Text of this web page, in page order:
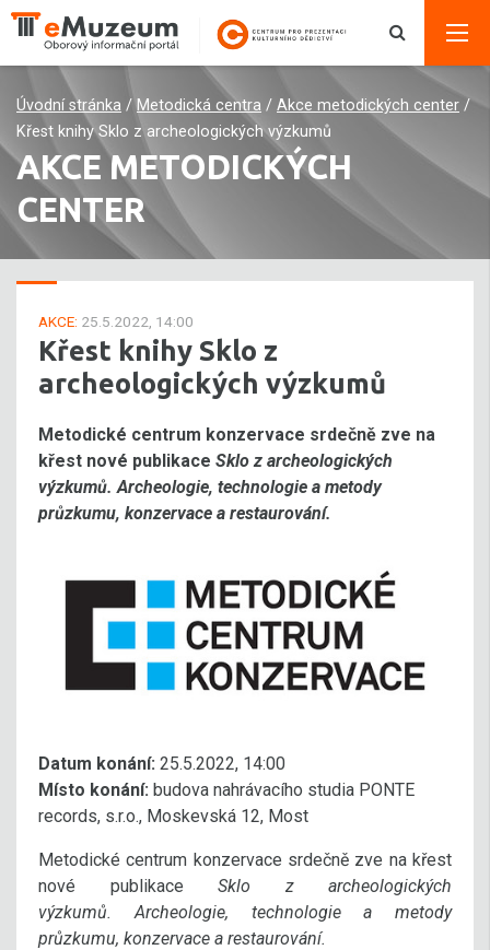
Úvodní stránka / Metodická centra / Akce metodických center /
Křest knihy Sklo z archeologických výzkumů
AKCE METODICKÝCH
CENTER
AKCE: 25.5.2022, 14:00
Křest knihy Sklo z
archeologických výzkumů
Metodické centrum konzervace srdečně zve na
křest nové publikace Sklo z archeologických
výzkumů. Archeologie, technologie a metody
průzkumu, konzervace a restaurování.
Datum konání: 25.5.2022, 14:00
Místo konání: budova nahrávacího studia PONTE
records, s.r.o., Moskevská 12, Most
Metodické centrum konzervace srdečně zve na křest
nové publikace Sklo z archeologických
výzkumů. Archeologie, technologie a metody
průzkumu, konzervace a restaurování.